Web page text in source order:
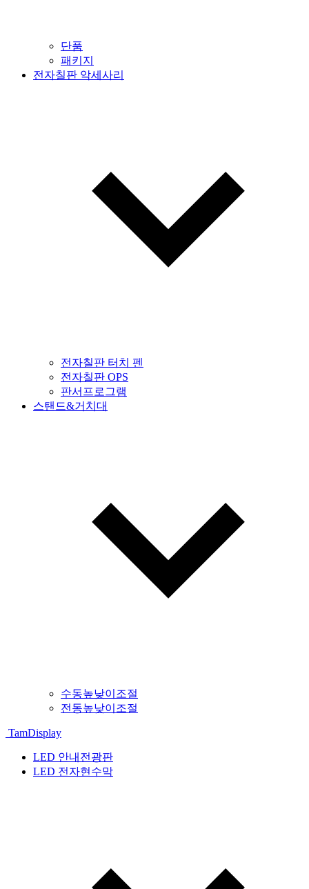
단품
패키지
전자칠판 악세사리
전자칠판 터치 펜
전자칠판 OPS
판서프로그램
스탠드&거치대
수동높낮이조절
전동높낮이조절
TamDisplay
LED 안내전광판
LED 전자현수막